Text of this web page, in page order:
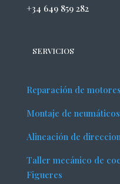
+34 649 859 282
SERVICIOS
Reparación de
Montaje de
Alineación de
Taller mecánico de
Figueres